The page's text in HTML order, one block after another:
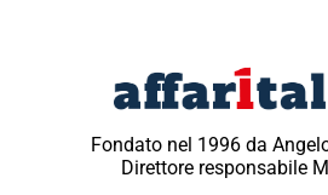
Fondato nel 1996 da
Direttore responsabile